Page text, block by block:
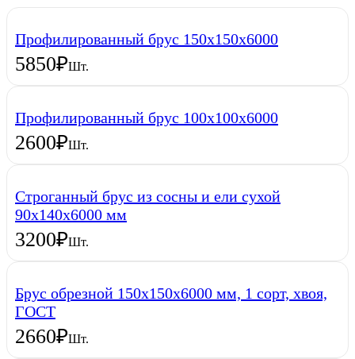
Профилированный брус 150х150х6000
5850₽Шт.
Профилированный брус 100х100х6000
2600₽Шт.
Строганный брус из сосны и ели сухой
90х140х6000 мм
3200₽Шт.
Брус обрезной 150х150х6000 мм, 1 сорт, хвоя,
ГОСТ
2660₽Шт.